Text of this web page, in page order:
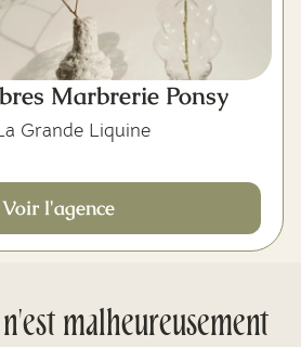
Marbrerie Ponsy
Grande Liquine
Voir l'agence
malheureusement